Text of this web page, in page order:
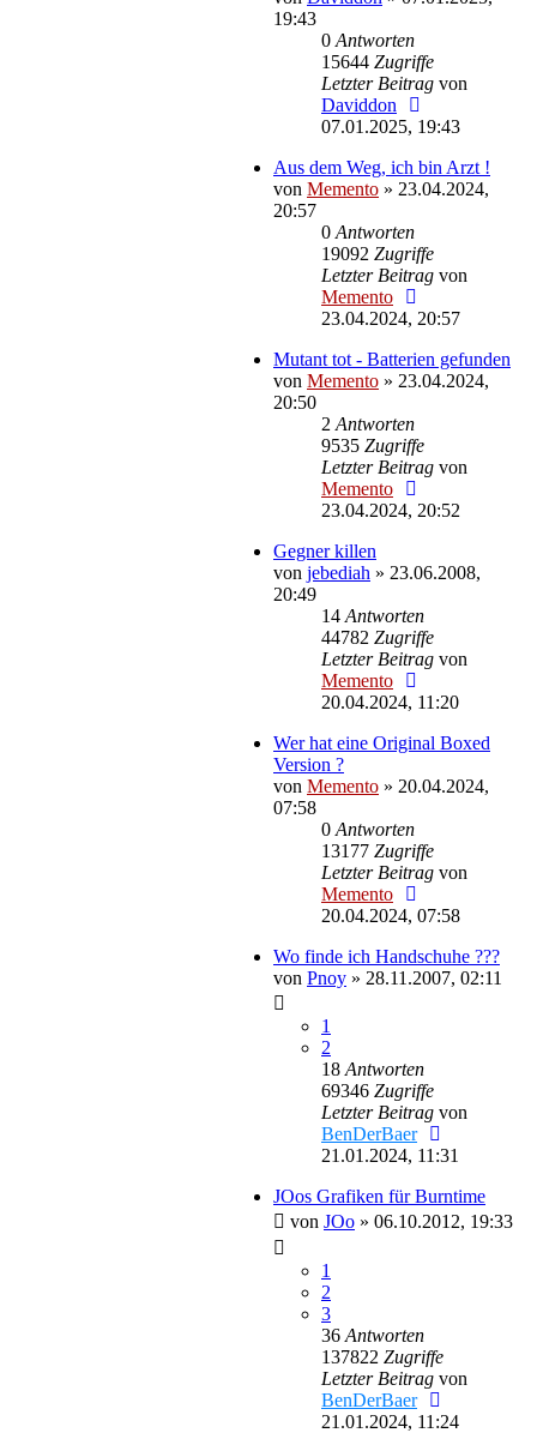
19:43
0 Antworten
15644 Zugriffe
Letzter Beitrag von
Daviddon
07.01.2025, 19:43
Aus dem Weg, ich bin Arzt !
von Memento » 23.04.2024,
20:57
0 Antworten
19092 Zugriffe
Letzter Beitrag von
Memento
23.04.2024, 20:57
Mutant tot - Batterien gefunden
von Memento » 23.04.2024,
20:50
2 Antworten
9535 Zugriffe
Letzter Beitrag von
Memento
23.04.2024, 20:52
Gegner killen
von jebediah » 23.06.2008,
20:49
14 Antworten
44782 Zugriffe
Letzter Beitrag von
Memento
20.04.2024, 11:20
Wer hat eine Original Boxed
Version ?
von Memento » 20.04.2024,
07:58
0 Antworten
13177 Zugriffe
Letzter Beitrag von
Memento
20.04.2024, 07:58
Wo finde ich Handschuhe ???
von Pnoy » 28.11.2007, 02:11
1
2
18 Antworten
69346 Zugriffe
Letzter Beitrag von
BenDerBaer
21.01.2024, 11:31
JOos Grafiken für Burntime
von JOo » 06.10.2012, 19:33
1
2
3
36 Antworten
137822 Zugriffe
Letzter Beitrag von
BenDerBaer
21.01.2024, 11:24